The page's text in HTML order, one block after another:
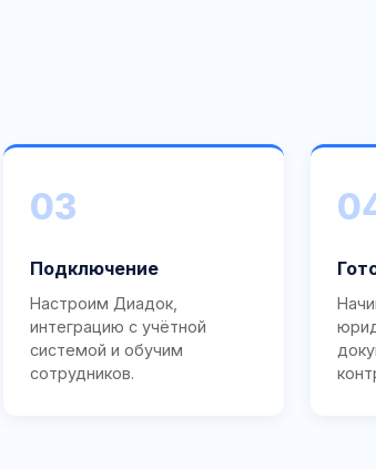
03
Подключение
Настроим Диадок,
интеграцию с учётной
системой и обучим
сотрудников.